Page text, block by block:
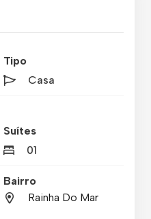
Tipo
Casa
Suítes
01
Bairro
Rainha Do Mar